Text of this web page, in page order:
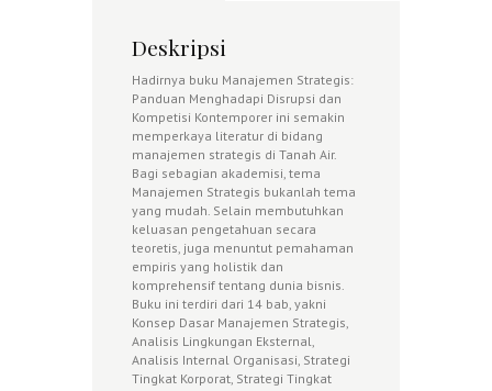
Deskripsi
Hadirnya buku Manajemen Strategis:
Panduan Menghadapi Disrupsi dan
Kompetisi Kontemporer ini semakin
memperkaya literatur di bidang
manajemen strategis di Tanah Air.
Bagi sebagian akademisi, tema
Manajemen Strategis bukanlah tema
yang mudah. Selain membutuhkan
keluasan pengetahuan secara
teoretis, juga menuntut pemahaman
empiris yang holistik dan
komprehensif tentang dunia bisnis.
Buku ini terdiri dari 14 bab, yakni
Konsep Dasar Manajemen Strategis,
Analisis Lingkungan Eksternal,
Analisis Internal Organisasi, Strategi
Tingkat Korporat, Strategi Tingkat